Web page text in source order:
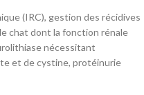
(IRC), gestion des récidives
chat dont la fonction rénale
nécessitant
et de cystine, protéinurie